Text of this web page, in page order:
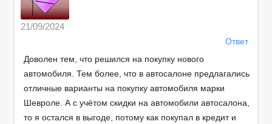
21/09/2024
Ответ
Доволен тем, что решился на покупку нового
автомобиля. Тем более, что в автосалоне предлагались
отличные варианты на покупку автомобиля марки
Шевроле. А с учётом скидки на автомобили автосалона,
то я остался в выгоде, потому как покупал в кредит и